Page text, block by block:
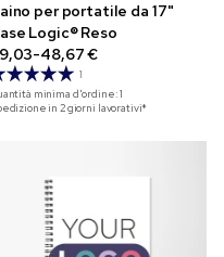
per portatile da 17"
Logic® Reso
48,67 €
1
minima d'ordine:1
in 2 giorni lavorativi*